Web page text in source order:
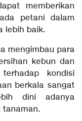
memberikan
petani dalam
lebih baik.
mengimbau para
kebun dan
kondisi
berkala sangat
dini adanya